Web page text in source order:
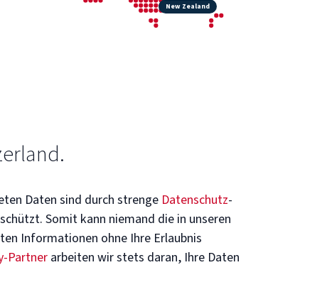
New Zealand
Daten sind durch strenge Datenschutz-
Somit kann niemand die in unseren
Informationen ohne Ihre Erlaubnis
Partnerarbeiten wir stets daran, Ihre Daten